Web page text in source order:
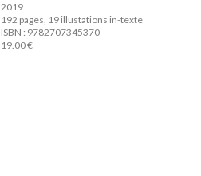
2019
192 pages, 19 illustations in-texte
ISBN : 9782707345370
19.00 €